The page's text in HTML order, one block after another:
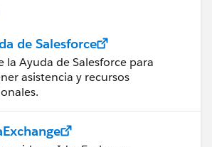
de Salesforce
la Ayuda de Salesforce para
asistencia y recursos